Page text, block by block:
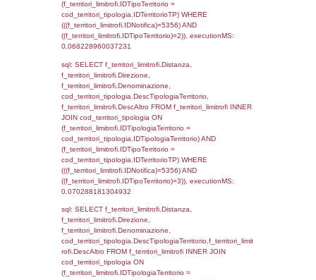
executionMS: 0.0010139942169189
sql: SELECT cod_ipa_aoo.des_amm,
d1_controlli.UntAmmTerr,
d1_controlli.Regione, d1_controlli.Provincia,
d1_controlli.Comune, d1_controlli.Via,
d1_controlli.Email, d1_controlli.Pec FROM
INNER JOIN d1_controlli ON
d1_controlli.UntAmmTerr where
executionMS: 0.021818876266479
sql: SELECT * FROM d2_autorizzazioni
IDNotifica=5356, executionMS:
sql: SELECT Ispezione, IDArticoloComma,
StatoIspezione,
'%d/%m/%Y') as DataApertura,